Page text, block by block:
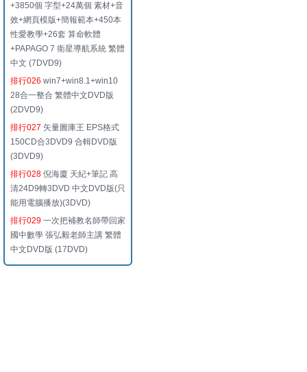
+3850個 字型+24萬個 素材+音
效+網頁模版+簡報範本+450本
性愛教學+26套 算命軟體
+PAPAGO 7 衛星導航系統 繁體
中文 (7DVD9)
排行026 win7+win8.1+win10
28合一整合 繁體中文DVD版
(2DVD9)
排行027 矢量圖庫王 EPS格式
150CD合3DVD9 合輯DVD版
(3DVD9)
排行028 倪海廈 天紀+筆記 高
清24D9轉3DVD 中文DVD版(只
能用電腦播放)(3DVD)
排行029 一次把補教名師帶回家
國中數學 張弘毅老師主講 繁體
中文DVD版 (17DVD)